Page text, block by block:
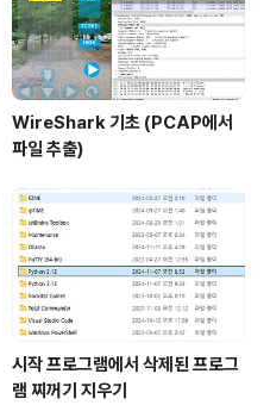
WireShark 기초 (PCAP에서
파일 추출)
시작 프로그램에서 삭제된 프로그
램 찌꺼기 지우기